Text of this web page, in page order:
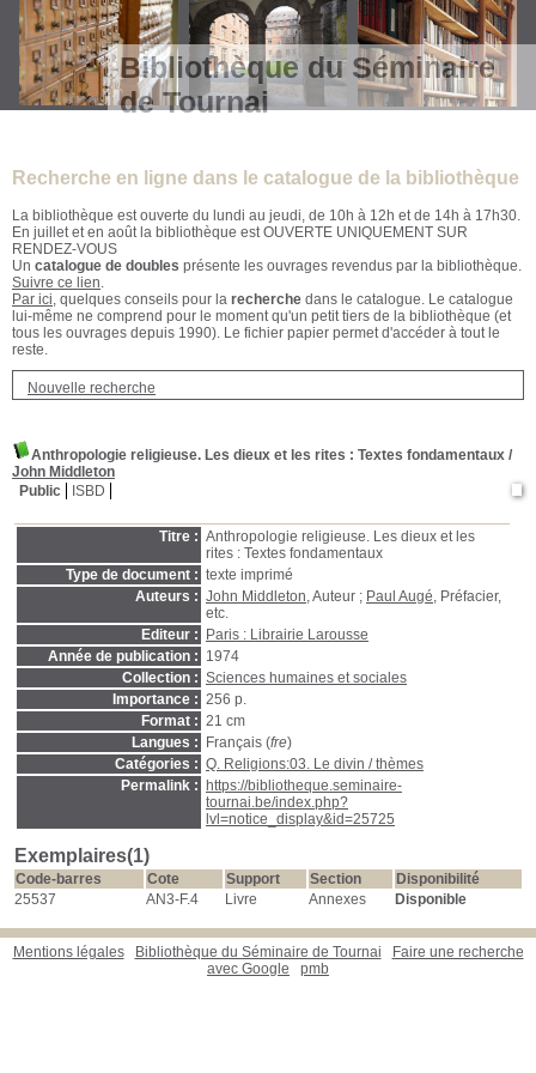
Bibliothèque du Séminaire
de Tournai
Recherche en ligne dans le catalogue de la bibliothèque
La bibliothèque est ouverte du lundi au jeudi, de 10h à 12h et de 14h à 17h30.
En juillet et en août la bibliothèque est OUVERTE UNIQUEMENT SUR
RENDEZ-VOUS
Un catalogue de doubles présente les ouvrages revendus par la bibliothèque.
Suivre ce lien.
Par ici, quelques conseils pour la recherche dans le catalogue. Le catalogue
lui-même ne comprend pour le moment qu'un petit tiers de la bibliothèque (et
tous les ouvrages depuis 1990). Le fichier papier permet d'accéder à tout le
reste.
Nouvelle recherche
Anthropologie religieuse. Les dieux et les rites : Textes fondamentaux /
John Middleton
Public
ISBD
Titre : Anthropologie religieuse. Les dieux et les
rites : Textes fondamentaux
Type de document : texte imprimé
Auteurs : John Middleton, Auteur ; Paul Augé, Préfacier,
etc.
Editeur :
Paris : Librairie Larousse
Année de publication : 1974
Collection : Sciences humaines et sociales
Importance : 256 p.
Format : 21 cm
Langues :
Français (fre)
Catégories : Q. Religions:03. Le divin / thèmes
Permalink :
https://bibliotheque.seminaire-
tournai.be/index.php?
lvl=notice_display&id=25725
Exemplaires(1)
Code-barres Cote Support Section
Disponibilité
25537
AN3-F.4 Livre Annexes Disponible
Mentions légales Bibliothèque du Séminaire de Tournai
Faire une recherche
avec Google
pmb